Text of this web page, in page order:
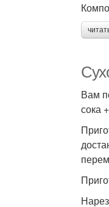
Вам
сока